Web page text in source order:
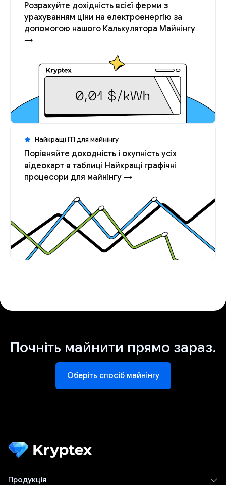
Розрахуйте дохідність всієї ферми з
урахуванням ціни на електроенергію за
допомогою нашого Калькулятора Майнінгу
→
Найкращі ГП для майнінгу
Порівняйте доходність і окупність усіх
відеокарт в таблиці Найкращі графічні
процесори для майнінгу →
Почніть майнити прямо зараз.
Оберіть спосіб майнінгу
Продукція